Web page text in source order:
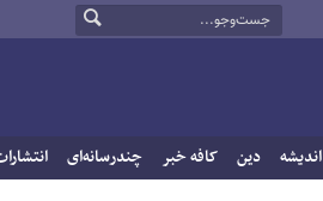
اندیشه دین کافه خبر چندرسانه‌ای